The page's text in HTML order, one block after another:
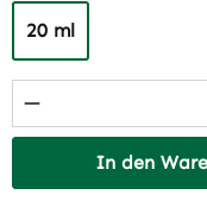
20 ml
Produkt
In den